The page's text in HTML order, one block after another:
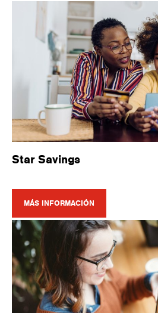
Star Savings
MÁS INFORMACIÓN